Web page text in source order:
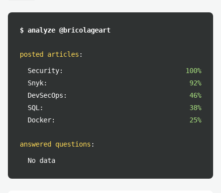
$ analyze @bricolageart
posted articles :
Security:
100%
Snyk:
92%
DevSecOps:
46%
SQL:
38%
Docker:
25%
answered questions :
No data